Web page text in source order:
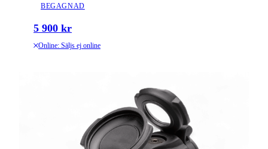
BEGAGNAD
5 900 kr
Online: Säljs ej online